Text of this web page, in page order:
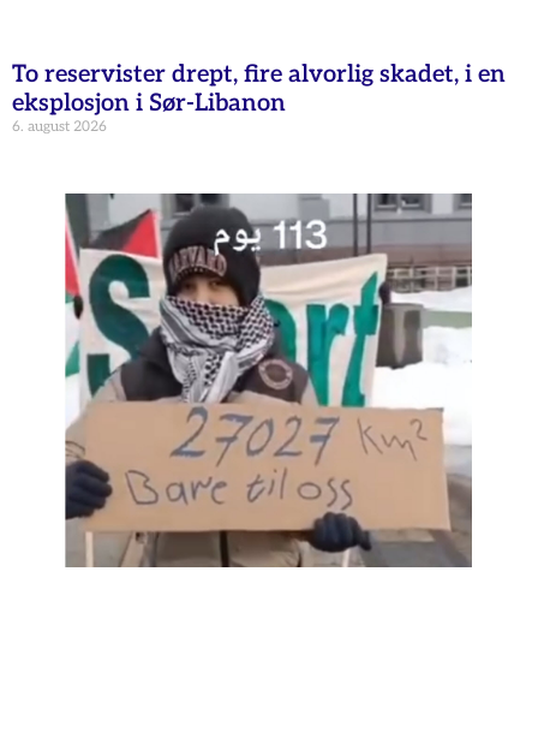
To reservister drept, fire alvorlig skadet, i en
eksplosjon i Sør-Libanon
6. august 2026